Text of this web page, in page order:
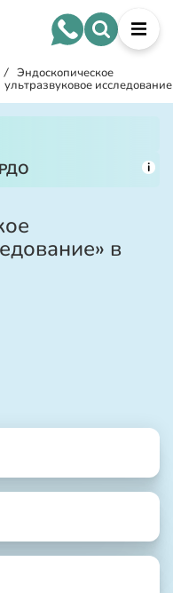
/ Эндоскопическое
ультразвуковое исследование
i
в